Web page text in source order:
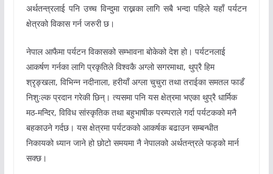
अर्थतन्त्रलाई पनि उच्च विन्दुमा राख्नका लागि सबै भन्दा पहिले यहाँ पर्यटन
क्षेत्रको विकास गर्न जरुरी छ।
नेपाल आफैमा पर्यटन विकासको सम्भावना बोकेको देश हो। पर्यटनलाई
आकर्षण गर्नका लागि प्रकृतिले विश्वकै अग्लो सगरमाथा, थुप्रै हिम
श्रृङ्खला, विभिन्न नदीनाला, हरीयाँ अग्ला चुचुरा तथा तराईका समतल फाडँ
निशुःल्क प्रदान गरेकी छिन्। त्यसमा पनि यस क्षेत्रमा भएका थुप्रै धार्मिक
मठ-मन्दिर, विविध सांस्कृतिक तथा बहुभाषीक परम्पराले गर्दा पर्यटकको मनै
बहकाउने गर्दछ। यस क्षेत्रमा पर्यटकको आकर्षक बढाउन सम्बन्धीत
निकायको ध्यान जाने हो छोटो समयमा नै नेपालको अर्थतन्त्रले फड्को मार्न
सक्छ।